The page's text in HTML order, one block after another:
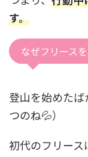
す。
なぜフリース
登山を始めた
つのね💦）
初代のフリー